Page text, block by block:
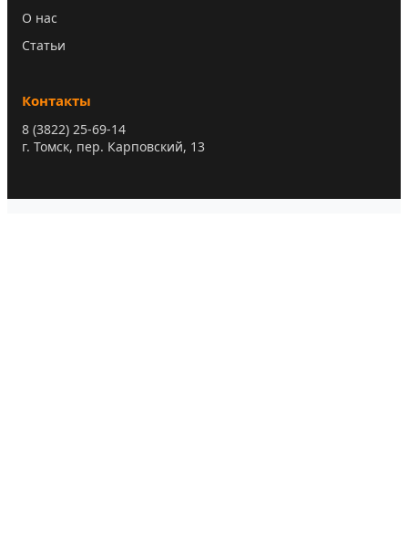
О нас
Статьи
Контакты
8 (3822) 25-69-14
г. Томск, пер. Карповский, 13